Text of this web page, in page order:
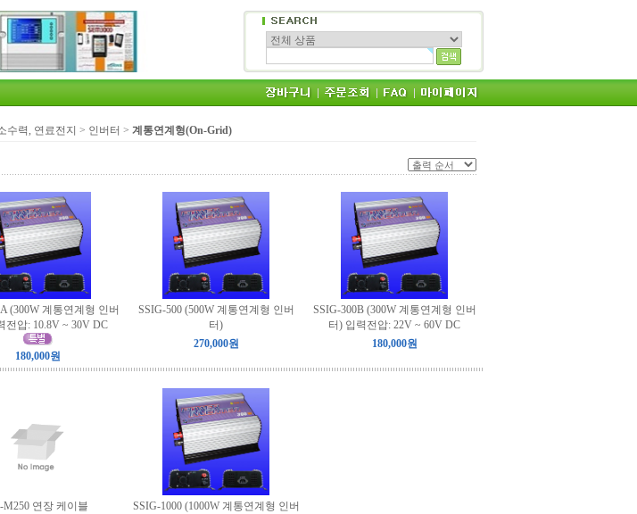
수력, 연료전지 > 인버터 > 계통연계형(On-Grid)
(300W 계통연계형 인버
전압: 10.8V ~ 30V DC
180,000원
SSIG-500 (500W 계통연계형 인버
터)
270,000원
SSIG-300B (300W 계통연계형 인버
터) 입력전압: 22V ~ 60V DC
180,000원
M250 연장 케이블
SSIG-1000 (1000W 계통연계형 인버